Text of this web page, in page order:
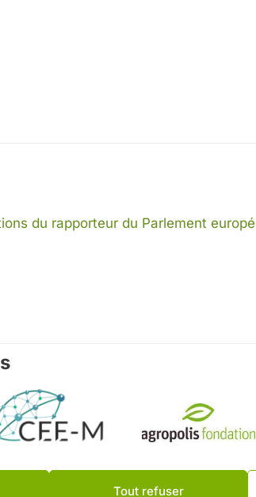
Tout refuser
du rapporteur du Parlement